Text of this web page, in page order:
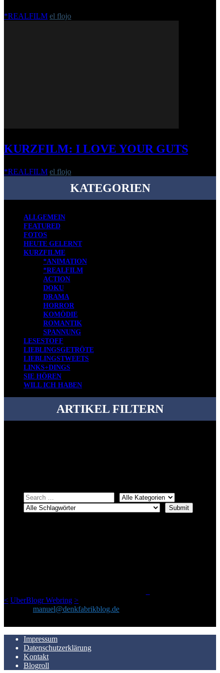
*REALFILM el flojo
KURZFILM: I LOVE YOUR GUTS
*REALFILM el flojo
KATEGORIEN
ALLGEMEIN
FEATURED
FOTOS
HEUTE GELERNT
KURZFILME
*ANIMATION
*REALFILM
ACTION
DOKU
DRAMA
HORROR
KOMÖDIE
ROMANTIK
SPANNUNG
LESESTOFF
LIEBLINGSGETRÖTE
LIEBLINGSTWEETS
LINKS+DINGS
SIE HÖREN
WILL ICH HABEN
ARTIKEL FILTERN
< UberBlogr Webring >
manuel@denkfabrikblog.de
Impressum
Datenschutzerklärung
Kontakt
Blogroll